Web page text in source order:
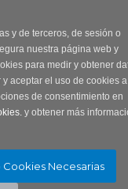
y de terceros, de sesión o
nuestra página web y
para medir y obtener
aceptar el uso de cookies a
de consentimiento en
y obtener más